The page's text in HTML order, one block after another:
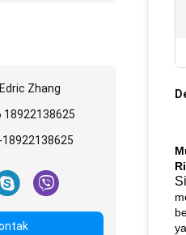
Zhang
18922138625